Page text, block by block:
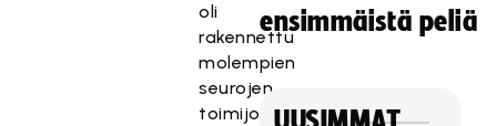
oli
rakennettu
molempien
seurojen
toimijoista,
ensimmäistä peliä